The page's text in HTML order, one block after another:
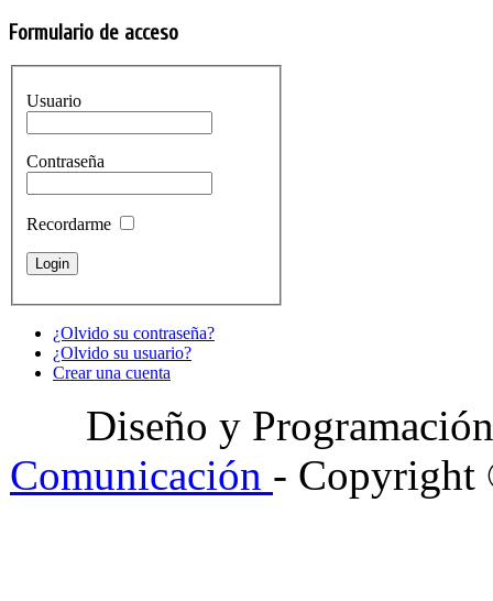
Formulario de acceso
Usuario
Contraseña
Recordarme
¿Olvido su contraseña?
¿Olvido su usuario?
Crear una cuenta
Diseño y
Comunicación - Copyright